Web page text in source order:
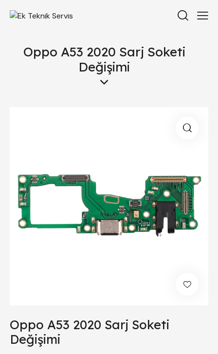
Oppo A53 2020 Sarj Soketi
Değişimi
Oppo A53 2020 Sarj Soketi
Değişimi